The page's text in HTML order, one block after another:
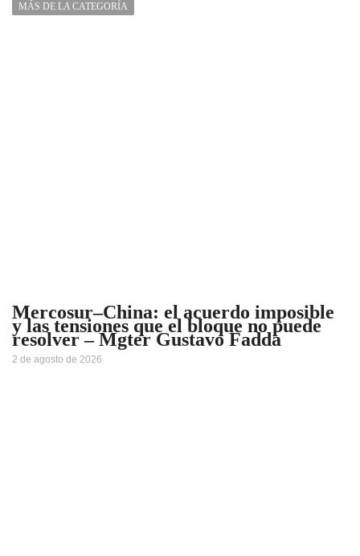
MÁS DE LA CATEGORÍA
Mercosur–China: el acuerdo imposible
y las tensiones que el bloque no puede
resolver – Mgter Gustavo Fadda
2 de agosto de 2026